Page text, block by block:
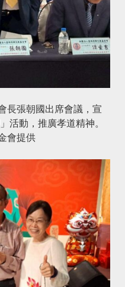
長張朝國出席會議，宣
活動，推廣孝道精神。
會提供